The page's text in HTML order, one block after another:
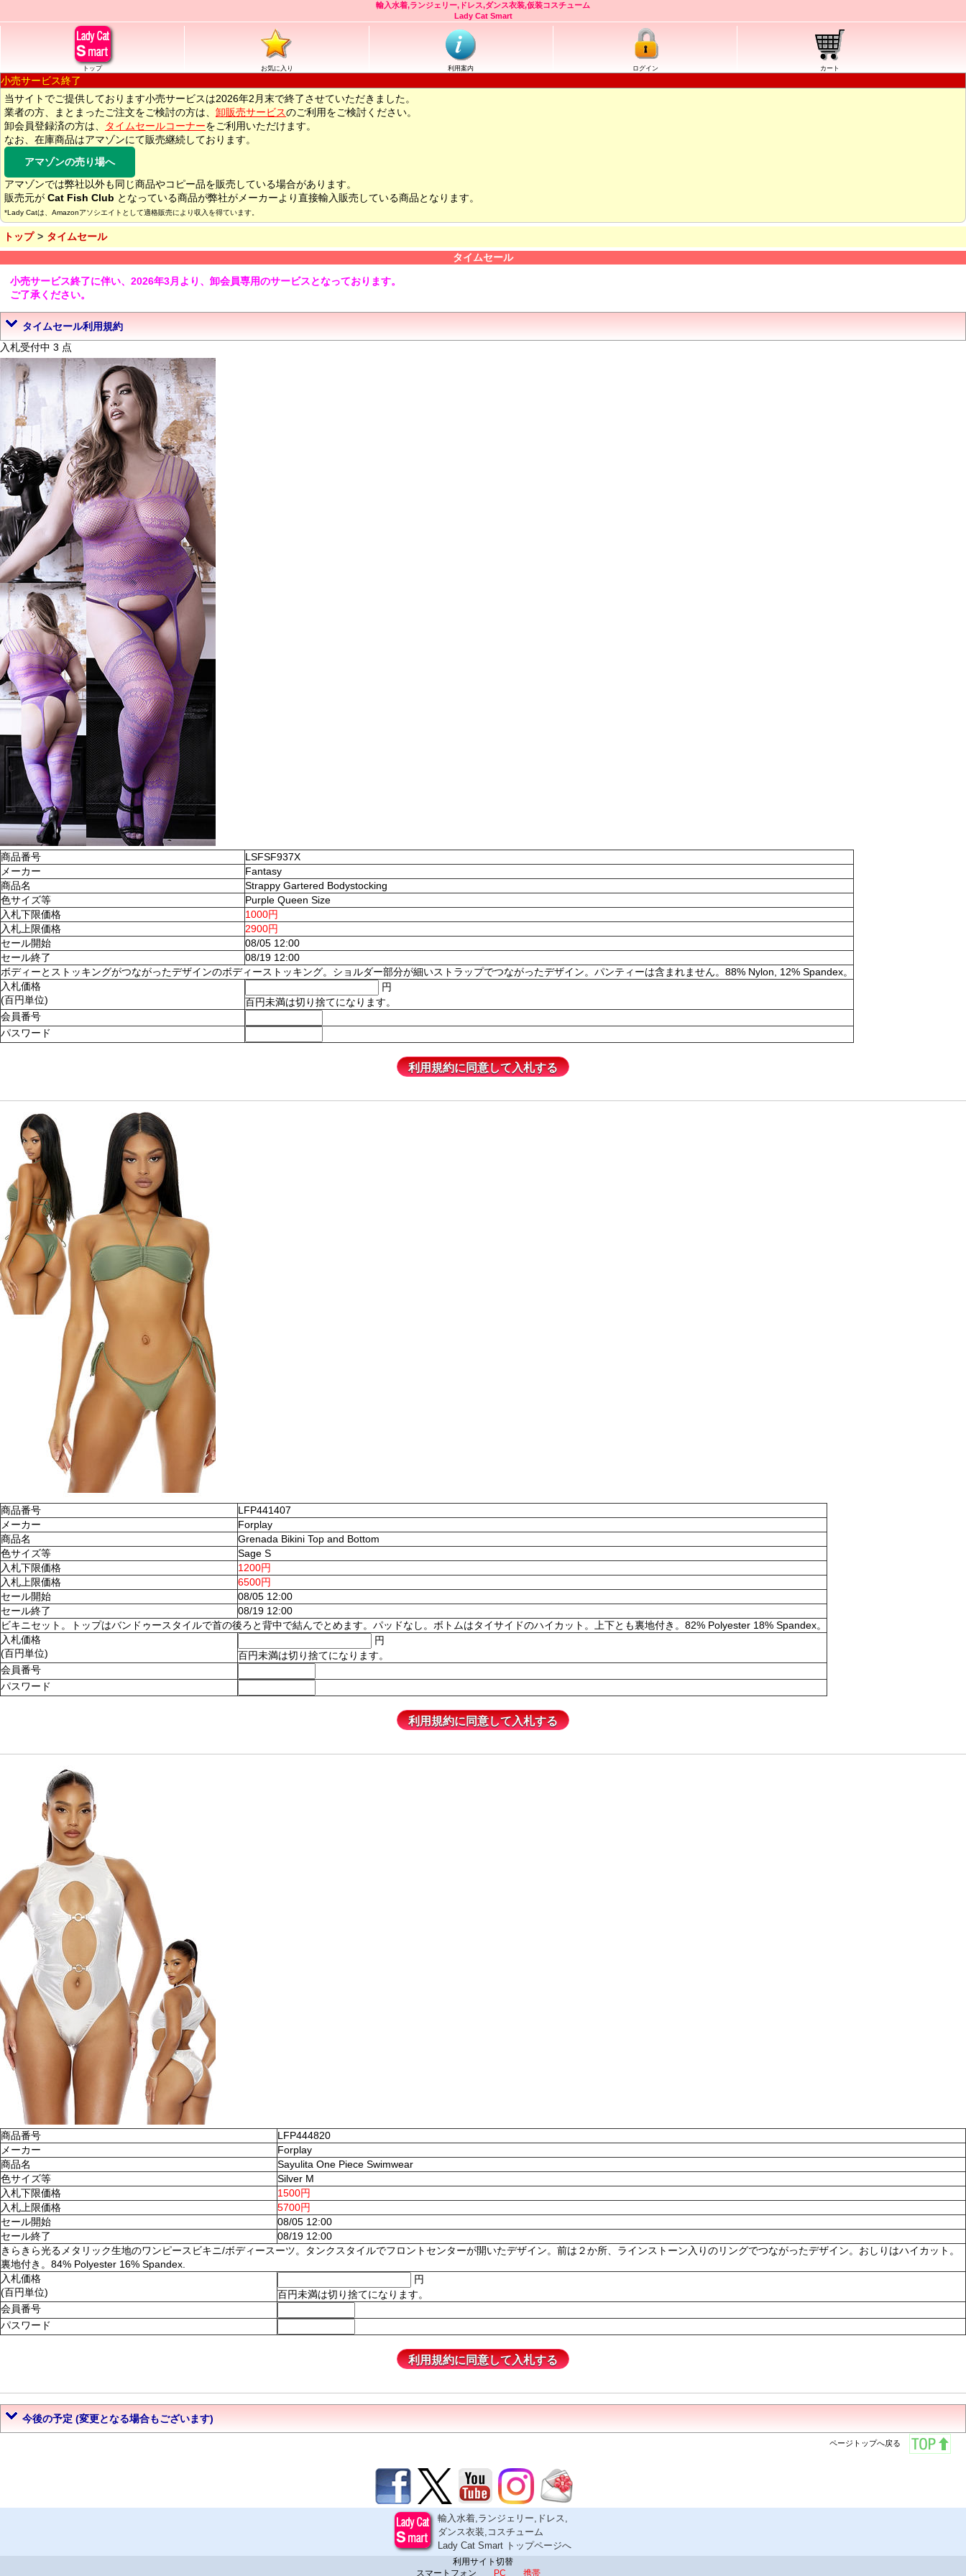
輸入水着,ランジェリー,ドレス,ダンス衣装,仮装コスチューム
Lady Cat Smart
トップ お気に入り 利用案内 ログイン カート
小売サービス終了
当サイトでご提供しております小売サービスは2026年2月末で終了させていただきました。
業者の方、まとまったご注文をご検討の方は、 卸販売サービスのご利用をご検討ください。
卸会員登録済の方は、
タイムセールコーナーをご利用いただけます。
なお、在庫商品はアマゾンにて販売継続しております。
アマゾンの売り場へ
アマゾンでは弊社以外も同じ商品やコピー品を販売している場合があります。
販売元が Cat Fish Club となっている商品が弊社がメーカーより直接輸入販売している商品となります。
*Lady Catは、Amazonアソシエイトとして適格販売により収入を得ています。
トップ
タイムセール
タイムセール
小売サービス終了に伴い、2026年3月より、卸会員専用のサービスとなっております。
ご了承ください。
タイムセール利用規約
入札受付中 3 点
商品番号
LSFSF937X
メーカー
Fantasy
商品名
Strappy Gartered Bodystocking
色サイズ等
Purple Queen Size
入札下限価格
1000円
入札上限価格
2900円
セール開始
08/05 12:00
セール終了
08/19 12:00
ボディーとストッキングがつながったデザインのボディーストッキング。ショルダー部分が細いストラップでつながったデザイン。パンティーは含まれません。88% Nylon, 12% Spandex。
入札価格
(百円単位)
円
百円未満は切り捨てになります。
会員番号
パスワード
商品番号
LFP441407
メーカー
Forplay
商品名
Grenada Bikini Top and Bottom
色サイズ等
Sage S
入札下限価格
1200円
入札上限価格
6500円
セール開始
08/05 12:00
セール終了
08/19 12:00
ビキニセット。トップはバンドゥースタイルで首の後ろと背中で結んでとめます。パッドなし。ボトムはタイサイドのハイカット。上下とも裏地付き。82% Polyester 18% Spandex。
入札価格
(百円単位)
円
百円未満は切り捨てになります。
会員番号
パスワード
商品番号
LFP444820
メーカー
Forplay
商品名
Sayulita One Piece Swimwear
色サイズ等
Silver M
入札下限価格
1500円
入札上限価格
5700円
セール開始
08/05 12:00
セール終了
08/19 12:00
きらきら光るメタリック生地のワンピースビキニ/ボディースーツ。タンクスタイルでフロントセンターが開いたデザイン。前は２か所、ラインストーン入りのリングでつながったデザイン。おしりはハイカット。
裏地付き。84% Polyester 16% Spandex.
入札価格
(百円単位)
円
百円未満は切り捨てになります。
会員番号
パスワード
今後の予定 (変更となる場合もございます)
ページトップへ戻る
輸入水着,ランジェリー,ドレス,
ダンス衣装,コスチューム
Lady Cat Smart トップページへ
利用サイト切替
スマートフォン
PC 携帯